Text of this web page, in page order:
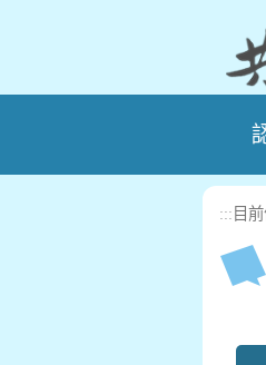
::: 目